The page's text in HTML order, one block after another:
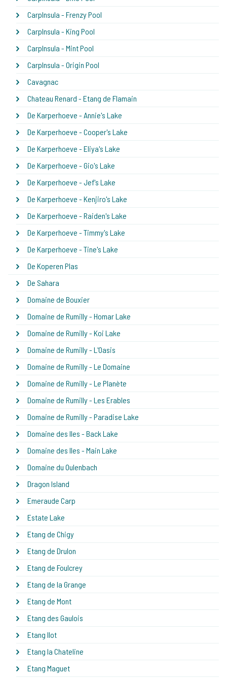
CarpInsula - Frenzy Pool
CarpInsula - King Pool
CarpInsula - Mint Pool
CarpInsula - Origin Pool
Cavagnac
Chateau Renard - Etang de Flamain
De Karperhoeve - Annie's Lake
De Karperhoeve - Cooper's Lake
De Karperhoeve - Eliya's Lake
De Karperhoeve - Gio's Lake
De Karperhoeve - Jef's Lake
De Karperhoeve - Kenjiro's Lake
De Karperhoeve - Raiden's Lake
De Karperhoeve - Timmy's Lake
De Karperhoeve - Tine's Lake
De Koperen Plas
De Sahara
Domaine de Bouxier
Domaine de Rumilly - Homar Lake
Domaine de Rumilly - Koi Lake
Domaine de Rumilly - L'Oasis
Domaine de Rumilly - Le Domaine
Domaine de Rumilly - Le Planète
Domaine de Rumilly - Les Erables
Domaine de Rumilly - Paradise Lake
Domaine des Iles - Back Lake
Domaine des Iles - Main Lake
Domaine du Oulenbach
Dragon Island
Emeraude Carp
Estate Lake
Etang de Chigy
Etang de Drulon
Etang de Foulcrey
Etang de la Grange
Etang de Mont
Etang des Gaulois
Etang Ilot
Etang la Chateline
Etang Maguet